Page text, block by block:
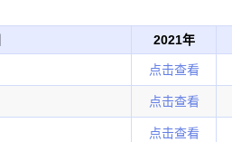
2021年
点击查看
点击查看
点击查看